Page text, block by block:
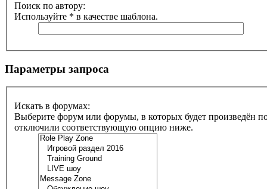
Поиск по автору:
Используйте * в качестве шаблона.
Параметры запроса
Искать в форумах:
Выберите форум или форумы, в которых будет произведён
отключили соответствующую опцию ниже.